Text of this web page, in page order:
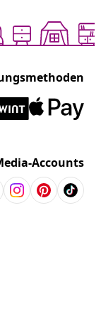
Accounts